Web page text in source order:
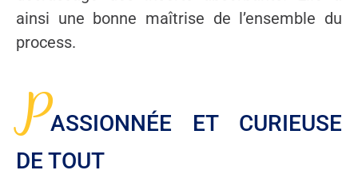
ainsi une bonne maîtrise de l’ensemble du
process.
PASSIONNÉE ET CURIEUSE
DE TOUT